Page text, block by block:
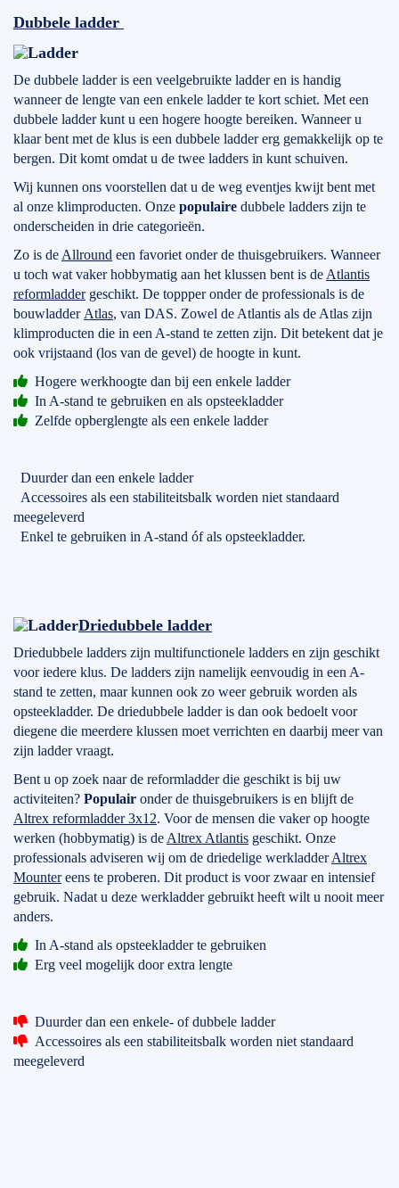
Dubbele ladder
De dubbele ladder is een veelgebruikte ladder en is handig
wanneer de lengte van een enkele ladder te kort schiet. Met een
dubbele ladder kunt u een hogere hoogte bereiken. Wanneer u
klaar bent met de klus is een dubbele ladder erg gemakkelijk op te
bergen. Dit komt omdat u de twee ladders in kunt schuiven.
Wij kunnen ons voorstellen dat u de weg eventjes kwijt bent met
al onze klimproducten. Onze populaire dubbele ladders zijn te
onderscheiden in drie categorieën.
Zo is de Allround een favoriet onder de thuisgebruikers. Wanneer
u toch wat vaker hobbymatig aan het klussen bent is de Atlantis
reformladdergeschikt. De toppper onder de professionals is de
bouwladder Atlas, van DAS. Zowel de Atlantis als de Atlas zijn
klimproducten die in een A-stand te zetten zijn. Dit betekent dat je
ook vrijstaand (los van de gevel) de hoogte in kunt.
Hogere werkhoogte dan bij een enkele ladder
In A-stand te gebruiken en als opsteekladder
Zelfde opberglengte als een enkele ladder
Duurder dan een enkele ladder
Accessoires als een stabiliteitsbalk worden niet standaard
meegeleverd
Enkel te gebruiken in A-stand óf als opsteekladder.
Driedubbele ladder
Driedubbele ladders zijn multifunctionele ladders en zijn geschikt
voor iedere klus. De ladders zijn namelijk eenvoudig in een A-
stand te zetten, maar kunnen ook zo weer gebruik worden als
opsteekladder. De driedubbele ladder is dan ook bedoelt voor
diegene die meerdere klussen moet verrichten en daarbij meer van
zijn ladder vraagt.
Bent u op zoek naar de reformladder die geschikt is bij uw
activiteiten? Populair onder de thuisgebruikers is en blijft de
Altrex reformladder 3x12. Voor de mensen die vaker op hoogte
werken (hobbymatig) is de Altrex Atlantis geschikt. Onze
professionals adviseren wij om de driedelige werkladderAltrex
Mountereens te proberen. Dit product is voor zwaar en intensief
gebruik. Nadat u deze werkladder gebruikt heeft wilt u nooit meer
anders.
In A-stand als opsteekladder te gebruiken
Erg veel mogelijk door extra lengte
Duurder dan een enkele- of dubbele ladder
Accessoires als een stabiliteitsbalk worden niet standaard
meegeleverd